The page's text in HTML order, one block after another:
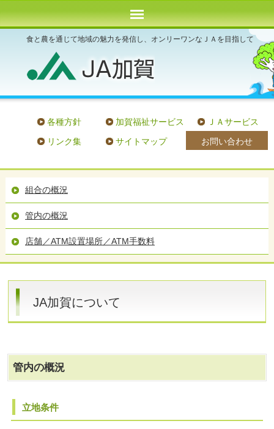
食と農を通じて地域の魅力を発信し、オンリーワンなＪＡを目指して
お問い合わせ
各種方針 加賀福祉サービス
ＪＡサービス
リンク集
サイトマップ
組合の概況
管内の概況
店舗／ATM設置場所／ATM手数料
JA加賀について
管内の概況
立地条件